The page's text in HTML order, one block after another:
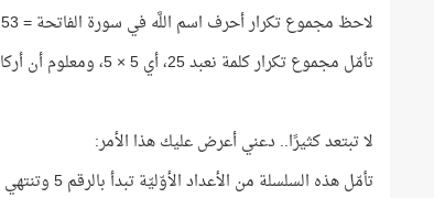
لاحظ مجموع تكرار أحرف اسم اللَّه في سورة الفاتحة = 53
تأمّل مجموع تكرار كلمة نعبد 25، أي 5 × 5، ومعلوم أن أركان الإسلام 5
لا تبتعد كثيرًا.. دعني أعرض عليك هذا الأمر:
تأمّل هذه السلسلة من الأعداد الأوّليّة تبدأ بالرقم 5 وتنتهي بالرقم 17